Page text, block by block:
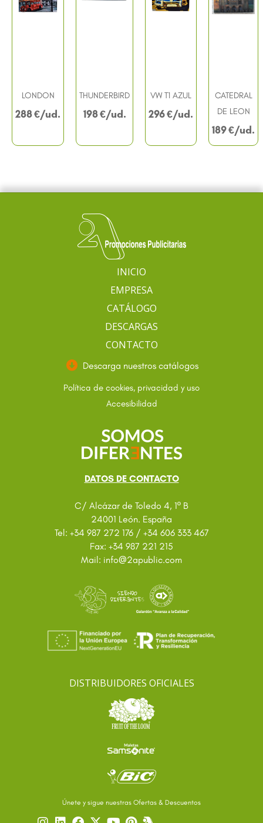
LONDON
288€
THUNDERBIRD
198€
VW T1 AZUL
296€
CATEDRAL
DE LEON
189€
INICIO
EMPRESA
CATÁLOGO
DESCARGAS
CONTACTO
Descarga nuestros catálogos
Política de cookies, privacidad y uso
Accesibilidad
DATOS DE CONTACTO
C/ Alcázar de Toledo 4, 1º B
24001 León. España
Tel: +34 987 272 176 / +34 606 333 467
Fax: +34 987 221 215
Mail: info@2apublic.com
DISTRIBUIDORES OFICIALES
Únete y sigue nuestras Ofertas & Descuentos